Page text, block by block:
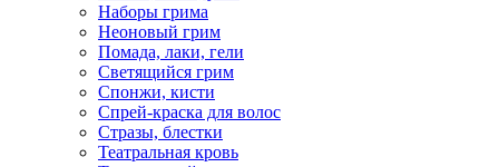
Наборы грима
Неоновый грим
Помада, лаки, гели
Светящийся грим
Спонжи, кисти
Спрей-краска для волос
Стразы, блестки
Театральная кровь